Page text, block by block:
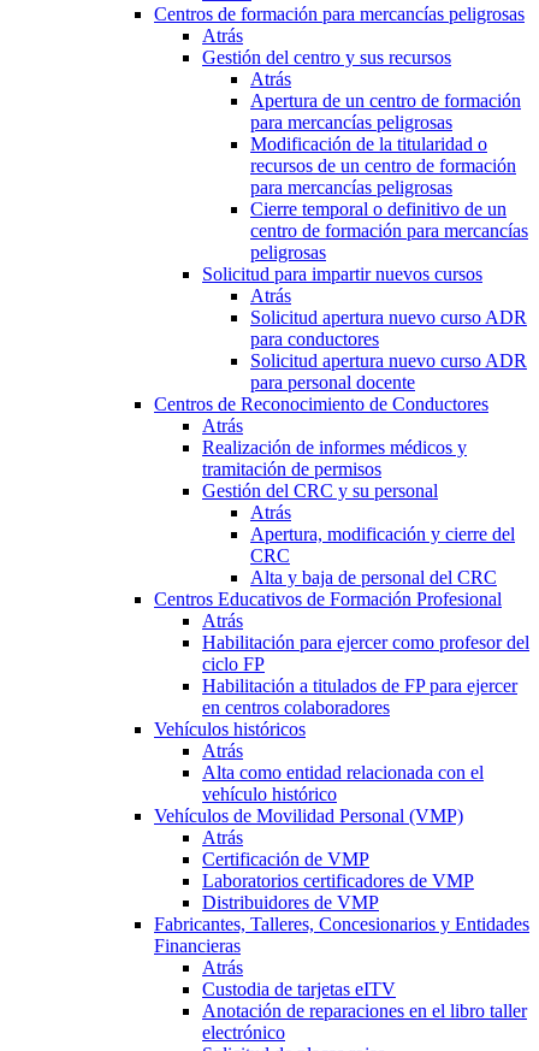
Centros de formación para mercancías peligrosas
Atrás
Gestión del centro y sus recursos
Atrás
Apertura de un centro de formación
para mercancías peligrosas
Modificación de la titularidad o
recursos de un centro de formación
para mercancías peligrosas
Cierre temporal o definitivo de un
centro de formación para mercancías
peligrosas
Solicitud para impartir nuevos cursos
Atrás
Solicitud apertura nuevo curso ADR
para conductores
Solicitud apertura nuevo curso ADR
para personal docente
Centros de Reconocimiento de Conductores
Atrás
Realización de informes médicos y
tramitación de permisos
Gestión del CRC y su personal
Atrás
Apertura, modificación y cierre del
CRC
Alta y baja de personal del CRC
Centros Educativos de Formación Profesional
Atrás
Habilitación para ejercer como profesor del
ciclo FP
Habilitación a titulados de FP para ejercer
en centros colaboradores
Vehículos históricos
Atrás
Alta como entidad relacionada con el
vehículo histórico
Vehículos de Movilidad Personal (VMP)
Atrás
Certificación de VMP
Laboratorios certificadores de VMP
Distribuidores de VMP
Fabricantes, Talleres, Concesionarios y Entidades
Financieras
Atrás
Custodia de tarjetas eITV
Anotación de reparaciones en el libro taller
electrónico